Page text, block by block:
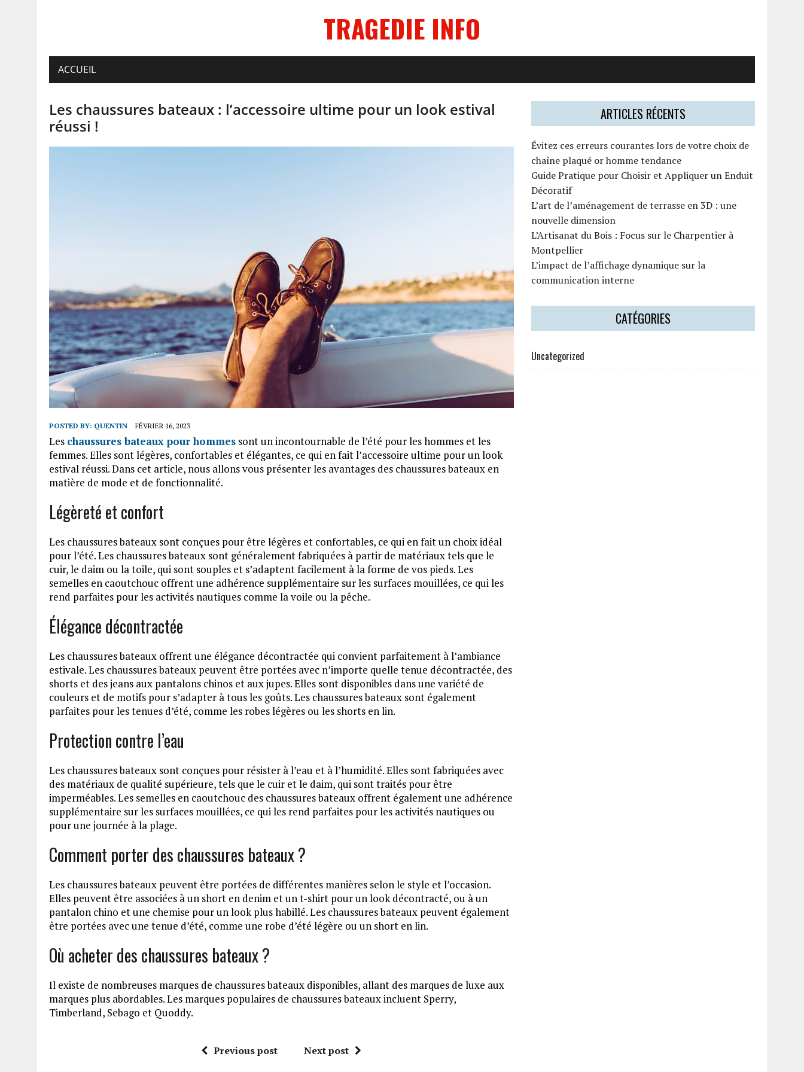
TRAGEDIE INFO
ACCUEIL
Les chaussures bateaux : l’accessoire ultime pour un look estival
réussi !
POSTED BY: QUENTIN FÉVRIER 16, 2023
Les chaussures bateaux pour hommes sont un incontournable de l’été pour les hommes et les
femmes. Elles sont légères, confortables et élégantes, ce qui en fait l’accessoire ultime pour un look
estival réussi. Dans cet article, nous allons vous présenter les avantages des chaussures bateaux en
matière de mode et de fonctionnalité.
Légèreté et confort
Les chaussures bateaux sont conçues pour être légères et confortables, ce qui en fait un choix idéal
pour l’été. Les chaussures bateaux sont généralement fabriquées à partir de matériaux tels que le
cuir, le daim ou la toile, qui sont souples et s’adaptent facilement à la forme de vos pieds. Les
semelles en caoutchouc offrent une adhérence supplémentaire sur les surfaces mouillées, ce qui les
rend parfaites pour les activités nautiques comme la voile ou la pêche.
Élégance décontractée
Les chaussures bateaux offrent une élégance décontractée qui convient parfaitement à l’ambiance
estivale. Les chaussures bateaux peuvent être portées avec n’importe quelle tenue décontractée, des
shorts et des jeans aux pantalons chinos et aux jupes. Elles sont disponibles dans une variété de
couleurs et de motifs pour s’adapter à tous les goûts. Les chaussures bateaux sont également
parfaites pour les tenues d’été, comme les robes légères ou les shorts en lin.
Protection contre l’eau
Les chaussures bateaux sont conçues pour résister à l’eau et à l’humidité. Elles sont fabriquées avec
des matériaux de qualité supérieure, tels que le cuir et le daim, qui sont traités pour être
imperméables. Les semelles en caoutchouc des chaussures bateaux offrent également une adhérence
supplémentaire sur les surfaces mouillées, ce qui les rend parfaites pour les activités nautiques ou
pour une journée à la plage.
Comment porter des chaussures bateaux ?
Les chaussures bateaux peuvent être portées de différentes manières selon le style et l’occasion.
Elles peuvent être associées à un short en denim et un t-shirt pour un look décontracté, ou à un
pantalon chino et une chemise pour un look plus habillé. Les chaussures bateaux peuvent également
être portées avec une tenue d’été, comme une robe d’été légère ou un short en lin.
Où acheter des chaussures bateaux ?
Il existe de nombreuses marques de chaussures bateaux disponibles, allant des marques de luxe aux
marques plus abordables. Les marques populaires de chaussures bateaux incluent Sperry,
Timberland, Sebago et Quoddy.
Previous post Next post
ARTICLES RÉCENTS
Évitez ces erreurs courantes lors de votre choix de
chaîne plaqué or homme tendance
Guide Pratique pour Choisir et Appliquer un Enduit
Décoratif
L’art de l’aménagement de terrasse en 3D : une
nouvelle dimension
L’Artisanat du Bois : Focus sur le Charpentier à
Montpellier
L’impact de l’affichage dynamique sur la
communication interne
CATÉGORIES
Uncategorized